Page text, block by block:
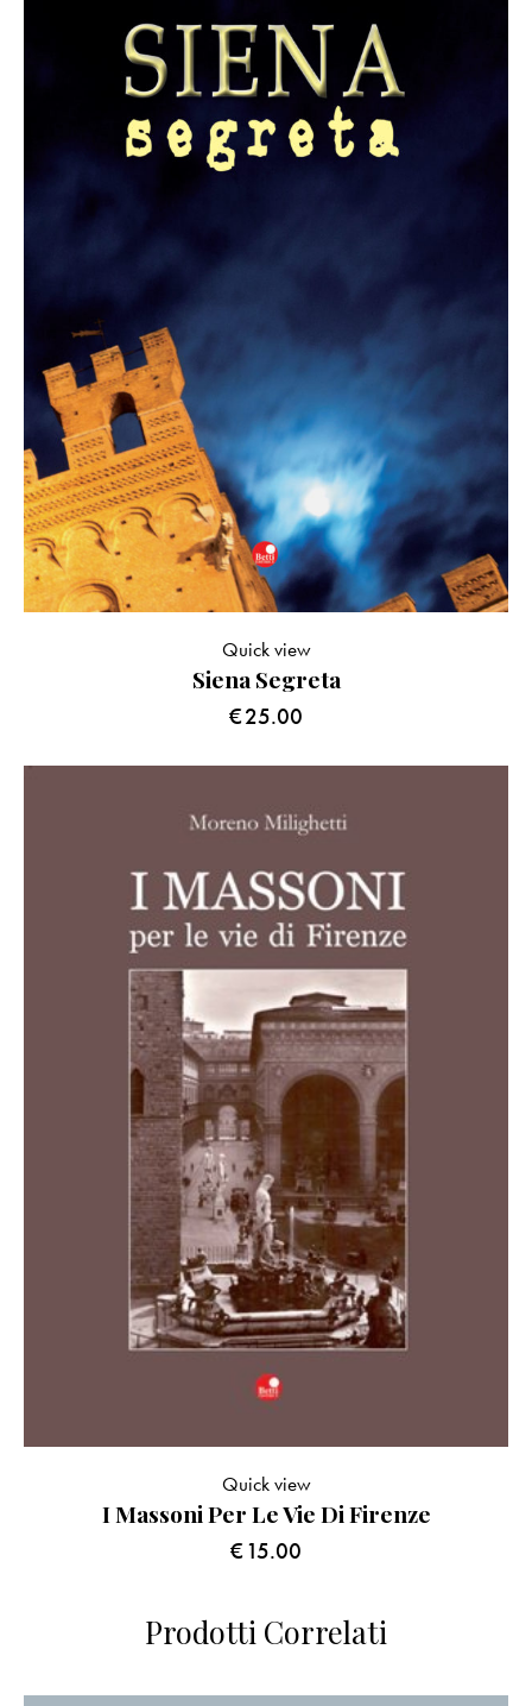
Siena Segreta
€25.00
Quick view
I Massoni Per Le Vie Di Firenze
€15.00
Quick view
Prodotti Correlati